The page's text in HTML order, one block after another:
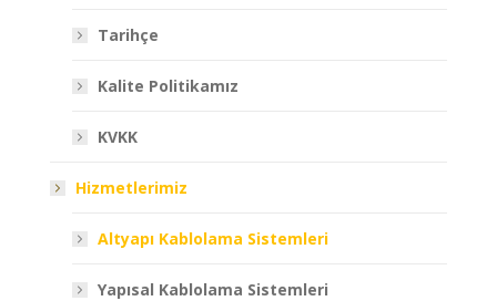
Tarihçe
Kalite Politikamız
KVKK
Hizmetlerimiz
Altyapı Kablolama Sistemleri
Yapısal Kablolama Sistemleri